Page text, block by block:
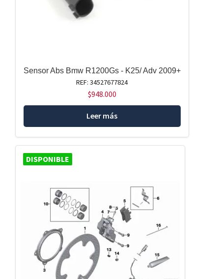
Sensor Abs Bmw R1200Gs - K25/ Adv 2009+
REF: 34527677824
$948.000
Leer más
DISPONIBLE